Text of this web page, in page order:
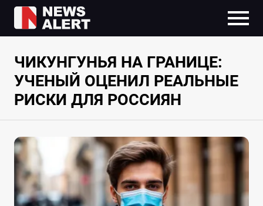
ЧИКУНГУНЬЯ НА ГРАНИЦЕ:
УЧЕНЫЙ ОЦЕНИЛ РЕАЛЬНЫЕ
РИСКИ ДЛЯ РОССИЯН